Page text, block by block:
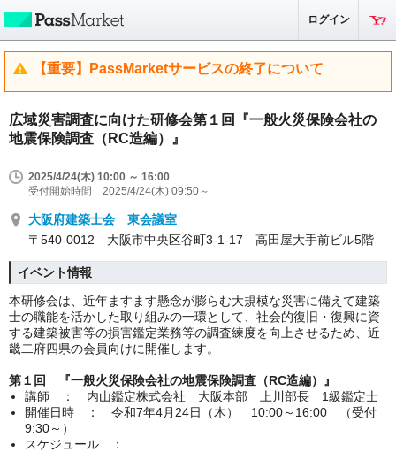
ログイン
【重要】PassMarketサービスの終了について
広域災害調査に向けた研修会第１回『一般火災保険会社の
地震保険調査（RC造編）』
2025/4/24(木) 10:00 ～ 16:00
受付開始時間 2025/4/24(木) 09:50～
大阪府建築士会 東会議室
〒540-0012 大阪市中央区谷町3-1-17 高田屋大手前ビル5階
イベント情報
本研修会は、近年ますます懸念が膨らむ大規模な災害に備えて建築
士の職能を活かした取り組みの一環として、社会的復旧・復興に資
する建築被害等の損害鑑定業務等の調査練度を向上させるため、近
畿二府四県の会員向けに開催します。
第１回 『一般火災保険会社の地震保険調査（RC造編）』
講師 ： 内山鑑定株式会社 大阪本部 上川部長 1級鑑定士
開催日時 ： 令和7年4月24日（木） 10:00～16:00 （受付
9:30～）
スケジュール ：